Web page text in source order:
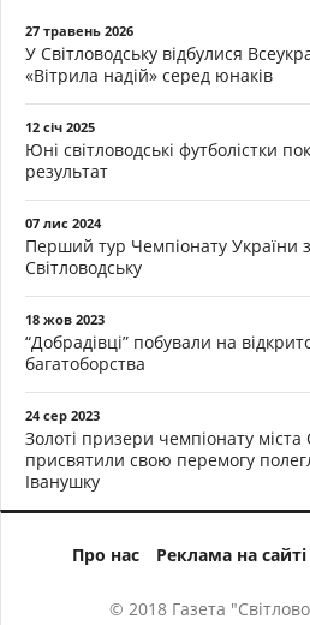
27 травень 2026
У Світловодську відбулися
«Вітрила надій» серед юнаків
12 січ 2025
Юні світловодські футболістки
результат
07 лис 2024
Перший тур Чемпіонату України
Світловодську
18 жов 2023
“Добрадівці” побували на
багатоборства
24 сер 2023
Золоті призери чемпіонату міста
присвятили свою перемогу
Іванушку
Про нас Реклама на сайті
© 2018 Газета